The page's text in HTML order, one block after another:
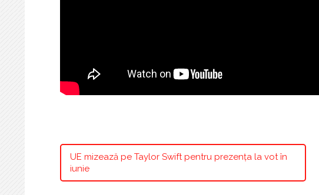
UE mizează pe Taylor Swift pentru prezența la vot în
iunie